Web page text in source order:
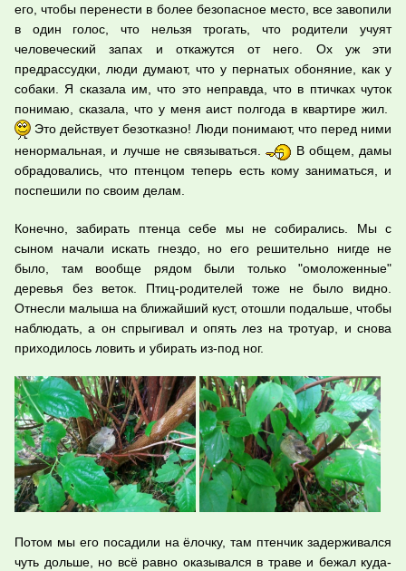
его, чтобы перенести в более безопасное место, все завопили
в один голос, что нельзя трогать, что родители учуят
человеческий запах и откажутся от него. Ох уж эти
предрассудки, люди думают, что у пернатых обоняние, как у
собаки. Я сказала им, что это неправда, что в птичках чуток
понимаю, сказала, что у меня аист полгода в квартире жил.
Это действует безотказно! Люди понимают, что перед ними
ненормальная, и лучше не связываться.
В общем, дамы
обрадовались, что птенцом теперь есть кому заниматься, и
поспешили по своим делам.
Конечно, забирать птенца себе мы не собирались. Мы с
сыном начали искать гнездо, но его решительно нигде не
было, там вообще рядом были только "омоложенные"
деревья без веток. Птиц-родителей тоже не было видно.
Отнесли малыша на ближайший куст, отошли подальше, чтобы
наблюдать, а он спрыгивал и опять лез на тротуар, и снова
приходилось ловить и убирать из-под ног.
Потом мы его посадили на ёлочку, там птенчик задерживался
чуть дольше, но всё равно оказывался в траве и бежал куда-